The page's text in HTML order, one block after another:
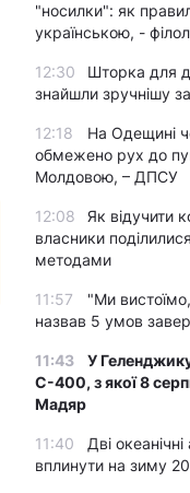
"носилки": як
українською, -
12:30
Шторка для
знайшли зручнішу
12:18
На Одещині
обмежено рух до
Молдовою, – ДПСУ
12:08
Як відучити
власники
методами
11:57
"Ми
назвав 5 умов
11:43
У
С-400, з якої 8
Мадяр
11:40
Дві
вплинути на зиму